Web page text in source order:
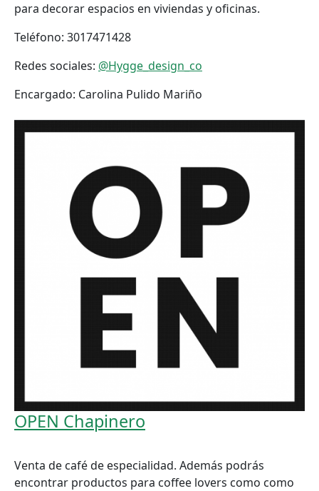
para decorar espacios en viviendas y oficinas.
Teléfono: 3017471428
Redes sociales: @Hygge_design_co
Encargado: Carolina Pulido Mariño
OPEN Chapinero
Venta de café de especialidad. Además podrás
encontrar productos para coffee lovers como como